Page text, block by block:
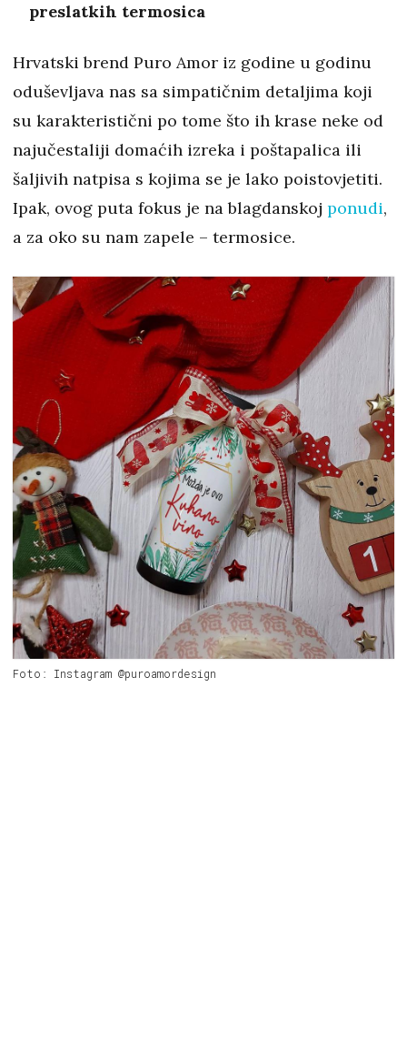
preslatkih termosica
Hrvatski brend Puro Amor iz godine u godinu
oduševljava nas sa simpatičnim detaljima koji
su karakteristični po tome što ih krase neke od
najučestaliji domaćih izreka i poštapalica ili
šaljivih natpisa s kojima se je lako poistovjetiti.
Ipak, ovog puta fokus je na blagdanskoj ponudi,
a za oko su nam zapele – termosice.
Foto: Instagram @puroamordesign